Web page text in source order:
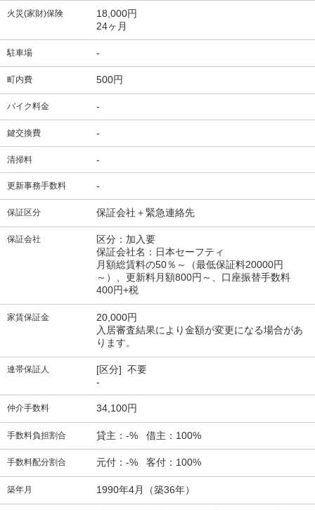
火災(家財)保険
18,000円
24ヶ月
駐車場 -
町内費 500円
バイク料金 -
鍵交換費 -
清掃料 -
更新事務手数料 -
保証区分 保証会社＋緊急連絡先
保証会社
区分：加入要
保証会社名：日本セーフティ
月額総賃料の50％～（最低保証料20000円
～）、更新料月額800円～、口座振替手数料
400円+税
家賃保証金
20,000円
入居審査結果により金額が変更になる場合があ
ります。
連帯保証人
[区分] 不要
-
仲介手数料 34,100円
手数料負担割合 貸主：-% 借主：100%
手数料配分割合 元付：-% 客付：100%
築年月 1990年4月（築36年）